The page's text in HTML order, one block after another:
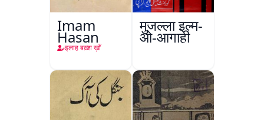
Imam
Hasan
इलाह बख़्श ख़ाँ
मुजल्ला इल्म-
ओ-आगाही